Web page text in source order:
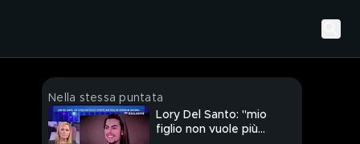
Nella stessa puntata
Lory Del Santo: "mio
figlio non vuole più